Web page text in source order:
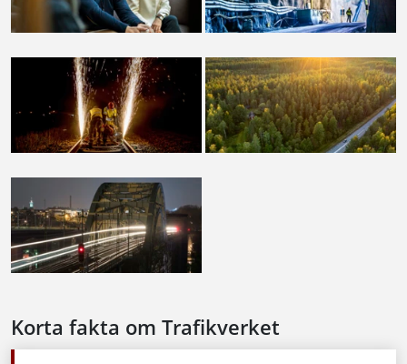
Korta fakta om Trafikverket